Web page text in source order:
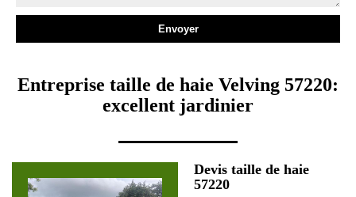
Entreprise taille de haie Velving 57220:
excellent jardinier
Devis taille de haie
57220